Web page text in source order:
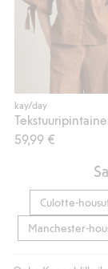
kay/day
59,99 €
Culotte-
Manchester-